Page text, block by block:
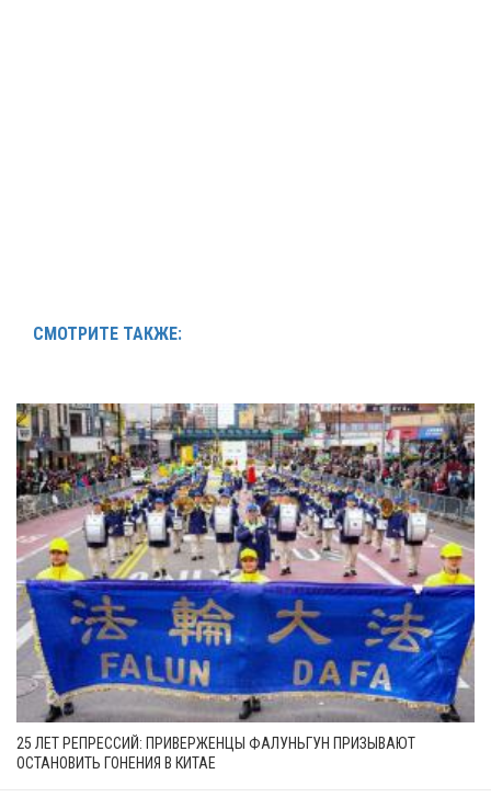
СМОТРИТЕ ТАКЖЕ:
25 ЛЕТ РЕПРЕССИЙ: ПРИВЕРЖЕНЦЫ ФАЛУНЬГУН ПРИЗЫВАЮТ
ОСТАНОВИТЬ ГОНЕНИЯ В КИТАЕ